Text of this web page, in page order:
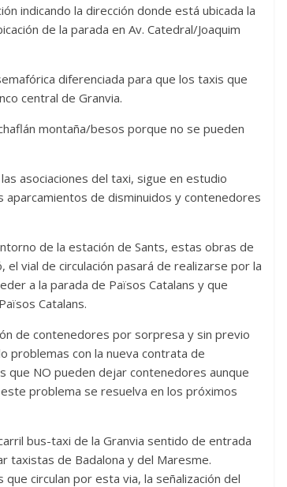
indicando la dirección donde está ubicada la
de la parada en Av. Catedral/Joaquim
diferenciada para que los taxis que
central de Granvia.
montaña/besos porque no se pueden
asociaciones del taxi, sigue en estudio
aparcamientos de disminuidos y contenedores
de la estación de Sants, estas obras de
el vial de circulación pasará de realizarse por la
a la parada de Països Catalans y que
Catalans.
de contenedores por sorpresa y sin previo
problemas con la nueva contrata de
que NO pueden dejar contenedores aunque
problema se resuelva en los próximos
bus-taxi de la Granvia sentido de entrada
taxistas de Badalona y del Maresme.
circulan por esta via, la señalización del